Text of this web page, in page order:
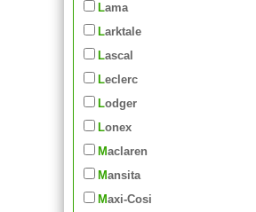
Lama
Larktale
Lascal
Leclerc
Lodger
Lonex
Maclaren
Mansita
Maxi-Cosi